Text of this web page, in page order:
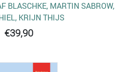
BLASCHKE, MARTIN SABROW,
KRIJN THIJS
€39,90